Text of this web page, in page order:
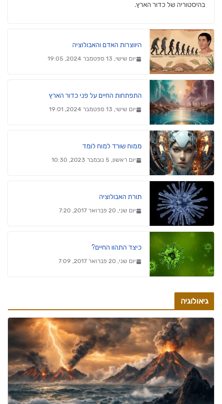
בהיסטוריה של כדור הארץ.
היווצרות האדם והאבולוציה
יום שישי, 13 ספטמבר 2024, 19:05
התפתחות החיים על פני כדור הארץ
יום שישי, 13 ספטמבר 2024, 19:01
ממוח שורד למוח לומד
יום ראשון, 5 נובמבר 2023, 10:30
תורת האבולוציה
יום שני, 20 פברואר 2017, 7:20
כיצד התהוו החיים?
יום שני, 20 פברואר 2017, 7:09
גיאולוגיה